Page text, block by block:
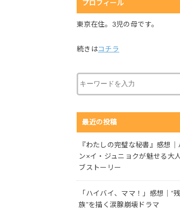
プロフィール
東京在住。3児の母です。
続きはコチラ
最近の投稿
『わたしの完璧な秘書』感想｜
ン×イ・ジュニョクが魅せる大
ブストーリー
「ハイバイ、ママ！」感想｜“
族”を描く涙腺崩壊ドラマ